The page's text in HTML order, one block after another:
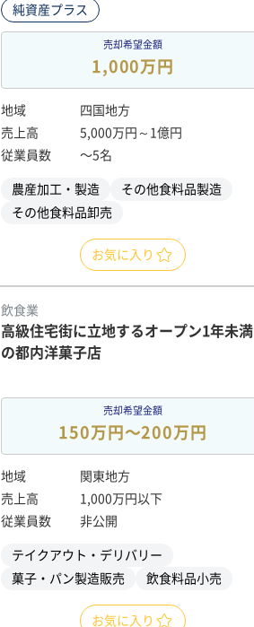
純資産プラス
売却希望金額
1,000万円
地域
四国地方
売上高
5,000万円～1億円
従業員数
〜5名
農産加工・製造
その他食料品製造
その他食料品卸売
お気に入り
飲食業
高級住宅街に立地するオープン1年未満
の都内洋菓子店
売却希望金額
150万円〜200万円
地域
関東地方
売上高
1,000万円以下
従業員数
非公開
テイクアウト・デリバリー
菓子・パン製造販売
飲食料品小売
お気に入り